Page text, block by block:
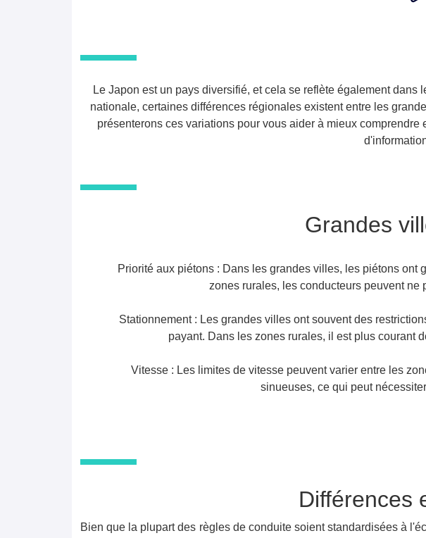
Le Japon est un pays diversifié, et cela se reflète également
nationale, certaines différences régionales existent entre les
présenterons ces variations pour vous aider à mieux
Grandes
Priorité aux piétons : Dans les grandes villes, les piétons
zones rurales, les conducteurs peuvent
Stationnement : Les grandes villes ont souvent des
payant. Dans les zones rurales, il est plus courant
Vitesse : Les limites de vitesse peuvent varier entre les
sinueuses, ce qui peut
Différences
Bien que la plupart des règles de conduite soient standardisées à